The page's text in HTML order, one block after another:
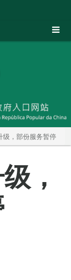
级，部份服务暂停
，